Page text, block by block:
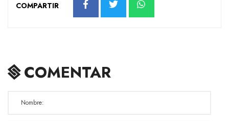
COMPARTIR
COMENTAR